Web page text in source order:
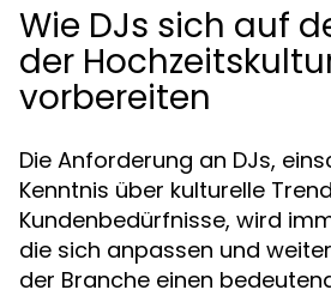
Wie DJs sich auf
der
vorbereiten
Die Anforderung an DJs,
Kenntnis über kulturelle
Kundenbedürfnisse, wird
die sich anpassen und
der Branche einen